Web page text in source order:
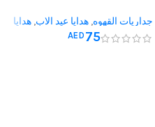
جداريات القهوه, هدايا عيد الاب, هدايا
يوم المعلم,هدية الذكرى السنوية
AED 75